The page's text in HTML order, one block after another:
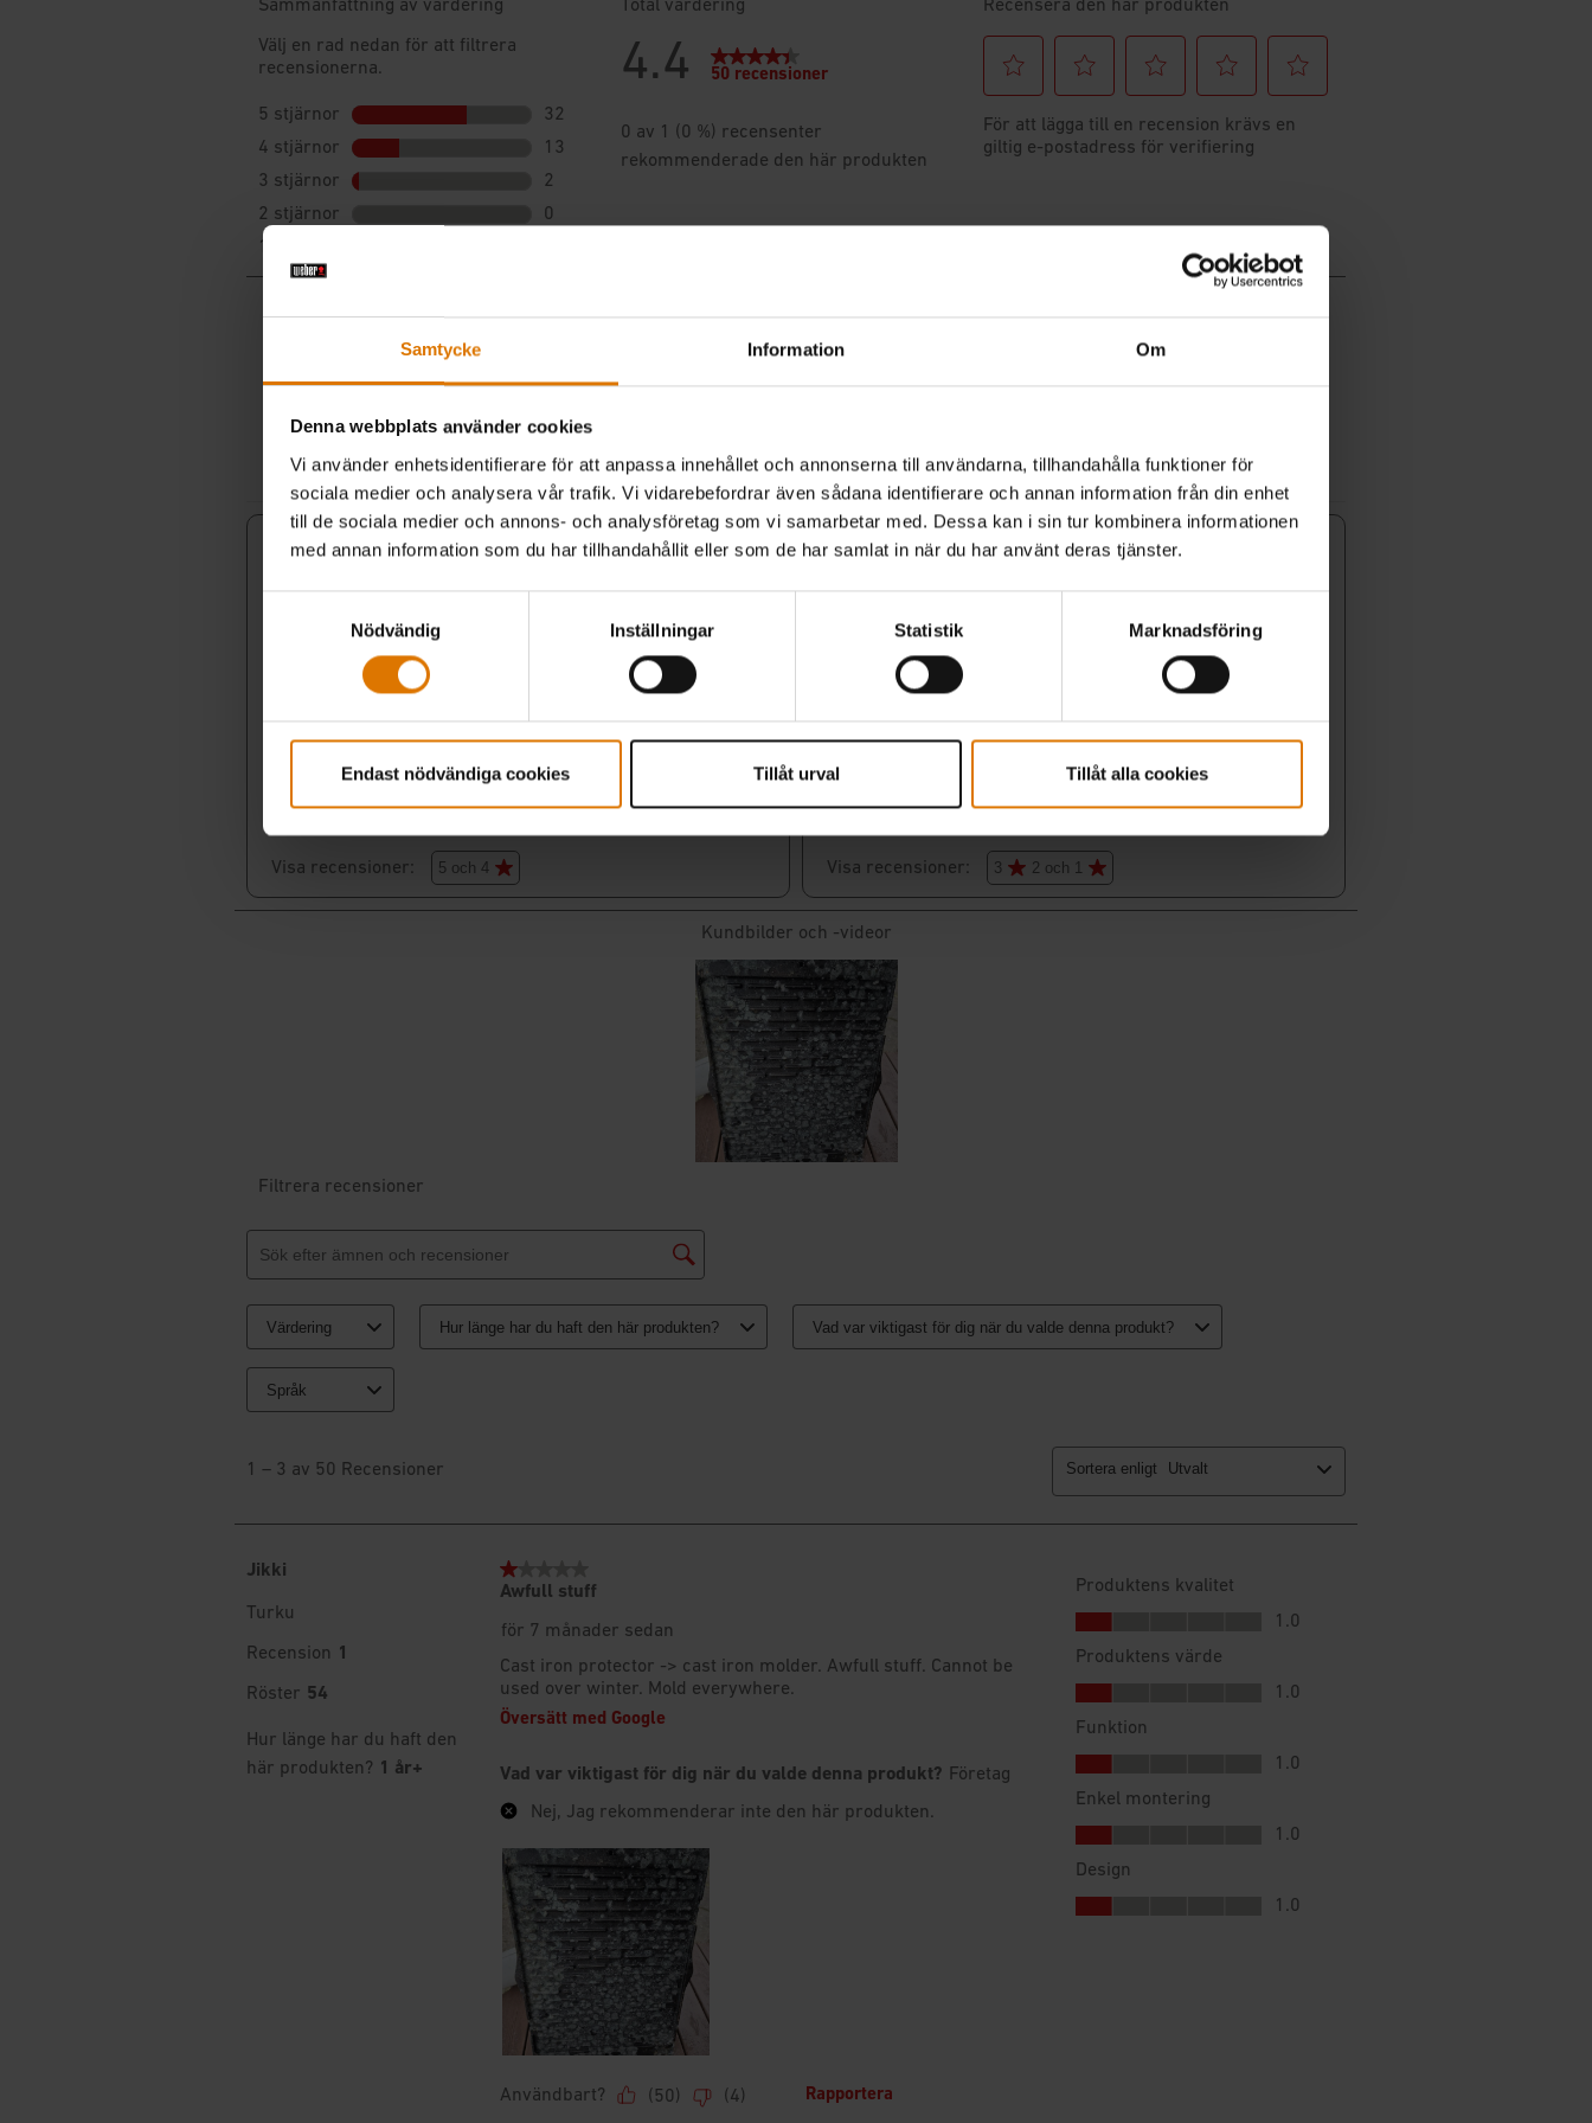
Samtycke Information Om
Denna webbplats använder cookies
Vi använder enhetsidentifierare för att anpassa innehållet och annonserna till användarna, tillhandahålla funktioner för
sociala medier och analysera vår trafik. Vi vidarebefordrar även sådana identifierare och annan information från din enhet
till de sociala medier och annons- och analysföretag som vi samarbetar med. Dessa kan i sin tur kombinera informationen
med annan information som du har tillhandahållit eller som de har samlat in när du har använt deras tjänster.
Nödvändig
Inställningar Statistik Marknadsföring
Endast nödvändiga cookies Tillåt urval Tillåt alla cookies